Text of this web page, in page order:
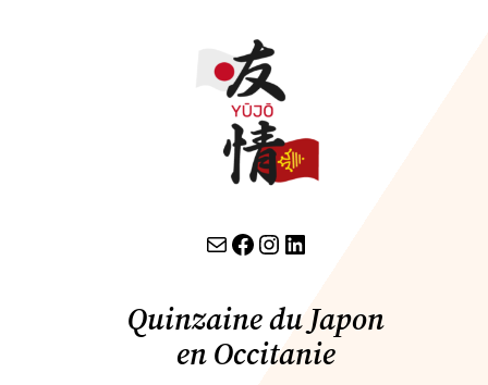
contact par email lien facebook Instagram LinkedIn
Quinzaine du Japon
en Occitanie